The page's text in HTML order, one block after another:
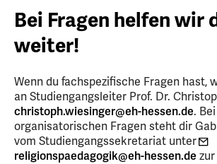
Bei Fragen helfen wir
weiter!
Wenn du fachspezifische Fragen hast,
an Studiengangsleiter Prof. Dr.
christoph.wiesinger@eh-hessen.de. Bei
organisatorischen Fragen steht dir
vom Studiengangssekretariat unter
religionspaedagogik@eh-hessen.de